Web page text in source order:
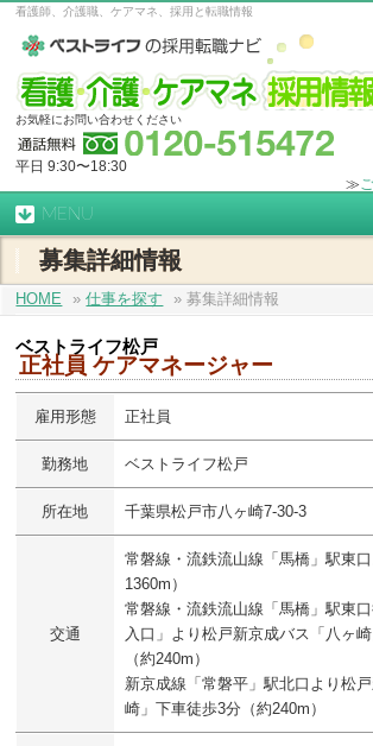
看護師、介護職、ケアマネ、採用と転職情報
お気軽にお問い合わせください
平日 9:30〜18:30
≫
MENU
募集詳細情報
HOME »仕事を探す » 募集詳細情報
ベストライフ松戸
正社員 ケアマネージャー
雇用形態 正社員
勤務地 ベストライフ松戸
所在地 千葉県松戸市八ヶ崎7‐30‐3
交通
常磐線・流鉄流山線「馬橋」駅東
1360m）
常磐線・流鉄流山線「馬橋」駅東
入口」より松戸新京成バス「八ヶ
（約240m）
新京成線「常磐平」駅北口より松
崎」下車徒歩3分（約240m）